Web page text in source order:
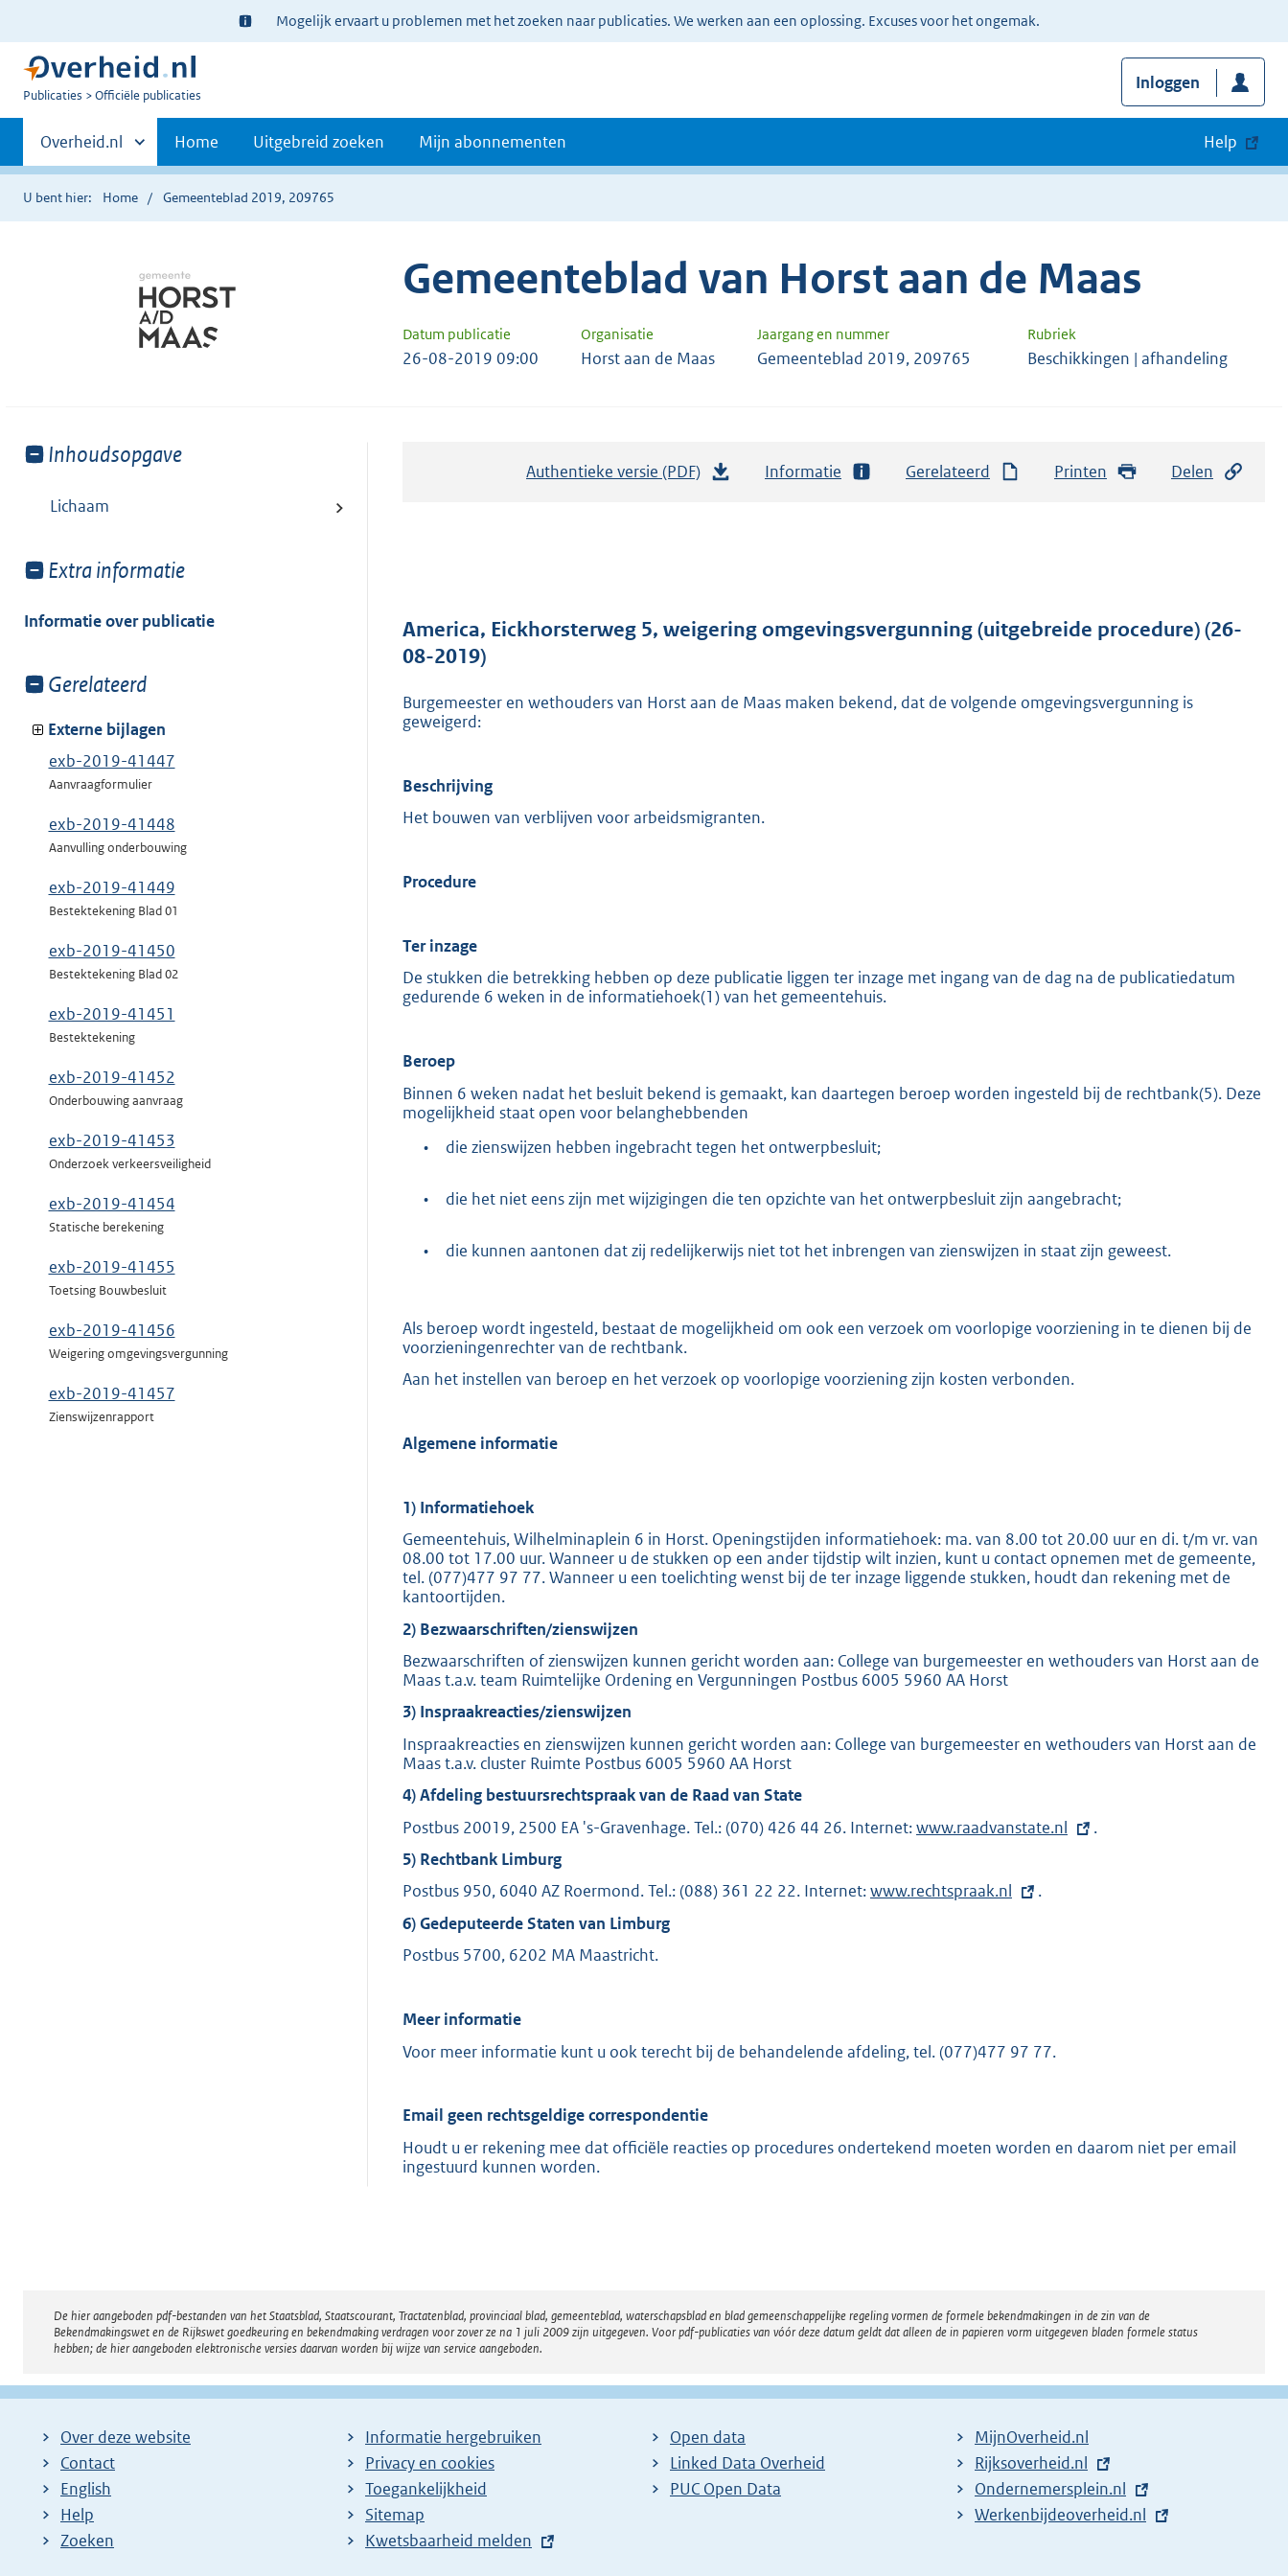
Ter
informatie:
Mogelijk ervaart u problemen met het zoeken naar publicaties. We werken aan een oplossing. Excuses voor het ongemak.
U
Publicaties Officiële publicaties
Inloggen
Primaire
navigatie
Andere
sites
binnen
Overheid.nl Home Uitgebreid zoeken Mijn abonnementen Help
U bent hier: Home Gemeenteblad 2019, 209765
Gemeenteblad van Horst aan de Maas
Datum publicatie Organisatie Jaargang en nummer Rubriek
26-08-2019 09:00 Horst aan de Maas Gemeenteblad 2019, 209765 Beschikkingen | afhandeling
Toon
van:
Inhoudsopgave
Lichaam
Toon
van:
Extra informatie
Informatie over publicatie
Toon
van:
Gerelateerd
Externe bijlagen
exb-2019-41447
Aanvraagformulier
exb-2019-41448
Aanvulling onderbouwing
exb-2019-41449
Bestektekening Blad 01
exb-2019-41450
Bestektekening Blad 02
exb-2019-41451
Bestektekening
exb-2019-41452
Onderbouwing aanvraag
exb-2019-41453
Onderzoek verkeersveiligheid
exb-2019-41454
Statische berekening
exb-2019-41455
Toetsing Bouwbesluit
exb-2019-41456
Weigering omgevingsvergunning
exb-2019-41457
Zienswijzenrapport
Authentieke versie (PDF)
d
r
t
e
b
Informatie Gerelateerd Printen Delen
America, Eickhorsterweg 5, weigering omgevingsvergunning (uitgebreide procedure) (26-
08-2019)
Burgemeester en wethouders van Horst aan de Maas maken bekend, dat de volgende omgevingsvergunning is
geweigerd:
Beschrijving
Het bouwen van verblijven voor arbeidsmigranten.
Procedure
Ter inzage
De stukken die betrekking hebben op deze publicatie liggen ter inzage met ingang van de dag na de publicatiedatum
gedurende 6 weken in de informatiehoek(1) van het gemeentehuis.
Beroep
Binnen 6 weken nadat het besluit bekend is gemaakt, kan daartegen beroep worden ingesteld bij de rechtbank(5). Deze
mogelijkheid staat open voor belanghebbenden
•
die zienswijzen hebben ingebracht tegen het ontwerpbesluit;
• die het niet eens zijn met wijzigingen die ten opzichte van het ontwerpbesluit zijn aangebracht;
• die kunnen aantonen dat zij redelijkerwijs niet tot het inbrengen van zienswijzen in staat zijn geweest.
Als beroep wordt ingesteld, bestaat de mogelijkheid om ook een verzoek om voorlopige voorziening in te dienen bij de
voorzieningenrechter van de rechtbank.
Aan het instellen van beroep en het verzoek op voorlopige voorziening zijn kosten verbonden.
Algemene informatie
1) Informatiehoek
Gemeentehuis, Wilhelminaplein 6 in Horst. Openingstijden informatiehoek: ma. van 8.00 tot 20.00 uur en di. t/m vr. van
08.00 tot 17.00 uur. Wanneer u de stukken op een ander tijdstip wilt inzien, kunt u contact opnemen met de gemeente,
tel. (077)477 97 77. Wanneer u een toelichting wenst bij de ter inzage liggende stukken, houdt dan rekening met de
kantoortijden.
2) Bezwaarschriften/zienswijzen
Bezwaarschriften of zienswijzen kunnen gericht worden aan: College van burgemeester en wethouders van Horst aan de
Maas t.a.v. team Ruimtelijke Ordening en Vergunningen Postbus 6005 5960 AA Horst
3) Inspraakreacties/zienswijzen
Inspraakreacties en zienswijzen kunnen gericht worden aan: College van burgemeester en wethouders van Horst aan de
Maas t.a.v. cluster Ruimte Postbus 6005 5960 AA Horst
4) Afdeling bestuursrechtspraak van de Raad van State
Postbus 20019, 2500 EA 's-Gravenhage. Tel.: (070) 426 44 26. Internet:E
e
r
www.raadvanstate.nl
.
5) Rechtbank Limburg
Postbus 950, 6040 AZ Roermond. Tel.: (088) 361 22 22. Internet:E
i
n
www.rechtspraak.nl
.
6) Gedeputeerde Staten van Limburg
Postbus 5700, 6202 MA Maastricht.
Meer informatie
Voor meer informatie kunt u ook terecht bij de behandelende afdeling, tel. (077)477 97 77.
Email geen rechtsgeldige correspondentie
Houdt u er rekening mee dat officiële reacties op procedures ondertekend moeten worden en daarom niet per email
ingestuurd kunnen worden.
Disclaimer
De hier aangeboden pdf-bestanden van het Staatsblad, Staatscourant, Tractatenblad, provinciaal blad, gemeenteblad, waterschapsblad en blad gemeenschappelijke regeling vormen de formele bekendmakingen in de zin van de
Bekendmakingswet en de Rijkswet goedkeuring en bekendmaking verdragen voor zover ze na 1 juli 2009 zijn uitgegeven. Voor pdf-publicaties van vóór deze datum geldt dat alleen de in papieren vorm uitgegeven bladen formele status
hebben; de hier aangeboden elektronische versies daarvan worden bij wijze van service aangeboden.
Over deze website
Contact
English
Help
Zoeken
Informatie hergebruiken
Privacy en cookies
Toegankelijkheid
Sitemap
E
Kwetsbaarheid melden
Open data
Linked Data Overheid
PUC Open Data
MijnOverheid.nl
E
x
t
Rijksoverheid.nl
E
x
Ondernemersplein.nl
E
Werkenbijdeoverheid.nl